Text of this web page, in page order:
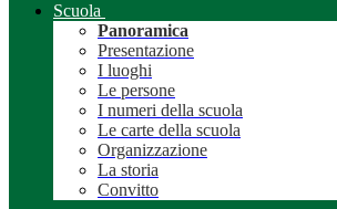
Scuola
Panoramica
Presentazione
I luoghi
Le persone
I numeri della scuola
Le carte della scuola
Organizzazione
La storia
Convitto